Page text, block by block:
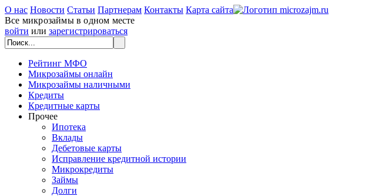
О нас Новости Статьи Партнерам Контакты Карта сайта
Все микрозаймы в одном месте
войти или зарегистрироваться
Рейтинг МФО
Микрозаймы онлайн
Микрозаймы наличными
Кредиты
Кредитные карты
Прочее
Ипотека
Вклады
Дебетовые карты
Исправление кредитной истории
Микрокредиты
Займы
Долги